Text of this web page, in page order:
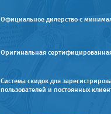
Официальное дилерство с
Оригинальная
Система скидок для
пользователей и постоянных